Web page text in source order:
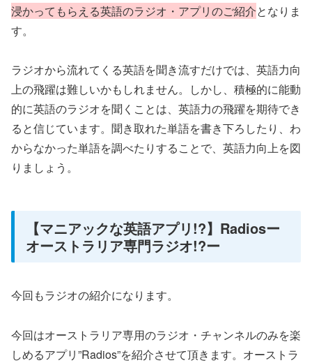
浸かってもらえる英語のラジオ・アプリのご紹介となりま
す。
ラジオから流れてくる英語を聞き流すだけでは、英語力向
上の飛躍は難しいかもしれません。しかし、積極的に能動
的に英語のラジオを聞くことは、英語力の飛躍を期待でき
ると信じています。聞き取れた単語を書き下ろしたり、わ
からなかった単語を調べたりすることで、英語力向上を図
りましょう。
【マニアックな英語アプリ!?】Radiosー
オーストラリア専門ラジオ!?ー
今回もラジオの紹介になります。
今回はオーストラリア専用のラジオ・チャンネルのみを楽
しめるアプリ”Radios”を紹介させて頂きます。オーストラ